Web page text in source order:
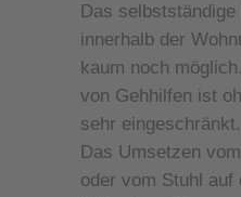
Das selbstständige
innerhalb der
kaum noch
von Gehhilfen ist
sehr eingeschränkt.
Das Umsetzen
oder vom Stuhl auf